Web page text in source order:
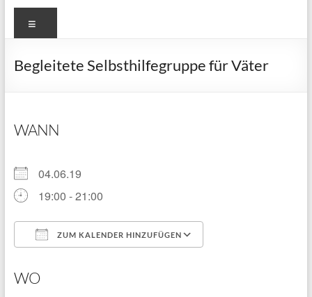
Begleitete Selbsthilfegruppe für Väter
WANN
04.06.19
19:00 - 21:00
ZUM KALENDER HINZUFÜGEN
WO